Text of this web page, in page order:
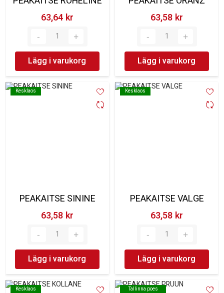
63,64 kr‎
Lägg i varukorg
63,58 kr‎
Lägg i varukorg
Kesklaos
Kesklaos
PEAKAITSE SININE
63,58 kr‎
Lägg i varukorg
Kesklaos
Kesklaos
PEAKAITSE VALGE
63,58 kr‎
Lägg i varukorg
Kesklaos
Kesklaos
Tallinna poes
Tallinna poes